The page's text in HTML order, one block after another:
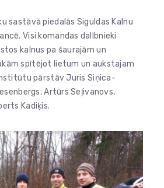
sastāvā piedalās Siguldas Kalnu
Visi komandas dalībnieki
kalnus pa šaurajām un
spītējot lietum un aukstajam
pārstāv Juris Siņica-
Artūrs Seļivanovs,
Kadiķis.